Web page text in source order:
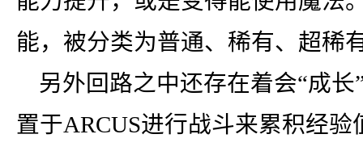
能，被分类为普通、稀有、超稀
另外回路之中还存在着会“成
置于ARCUS进行战斗来累积经